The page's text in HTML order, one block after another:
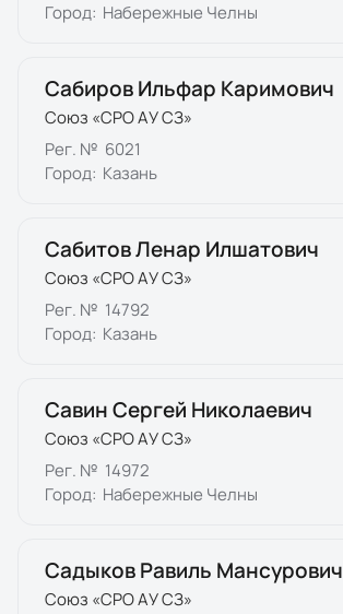
Город: Набережные Челны
Сабиров Ильфар Каримович
Союз «СРО АУ СЗ»
Рег. № 6021
Город: Казань
Сабитов Ленар Илшатович
Союз «СРО АУ СЗ»
Рег. № 14792
Город: Казань
Савин Сергей Николаевич
Союз «СРО АУ СЗ»
Рег. № 14972
Город: Набережные Челны
Садыков Равиль Мансурович
Союз «СРО АУ СЗ»